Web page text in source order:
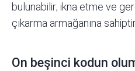
bulunabilir; ikna etme ve
çıkarma armağanına
On beşinci kodun